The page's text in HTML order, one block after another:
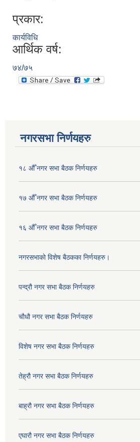
प्रकार:
कार्यविधि
आर्थिक वर्ष:
७४/७५
नगरसभा निर्णयहरु
१८ औँ नगर सभा बैठक निर्णयहरु
१७ औँ नगर सभा बैठक निर्णयहरु
१६ औँ नगर सभा बैठक निर्णयहरु
नगरसभाको विशेष बैठकका निर्णयहरु।
पन्द्रौ नगर सभा बैठक निर्णयहरु
चौधौ नगर सभा बैठक निर्णयहरु
विशेष नगर सभा बैठक निर्णयहरु
तेह्रौ नगर सभा बैठक निर्णयहरु
बाह्रौ नगर सभा बैठक निर्णयहरु
एघारौ नगर सभा बैठक निर्णयहरु